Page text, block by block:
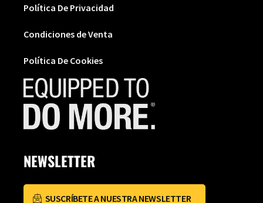
Política De Privacidad
Condiciones de Venta
Política De Cookies
NEWSLETTER
SUSCRÍBETE A NUESTRA NEWSLETTER